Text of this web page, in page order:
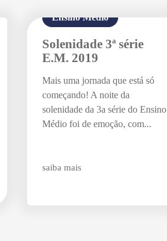
Ensino Médio
Solenidade 3ª série
E.M. 2019
Mais uma jornada que está só
começando! A noite da
solenidade da 3a série do Ensino
Médio foi de emoção, com...
saiba mais
E-mail